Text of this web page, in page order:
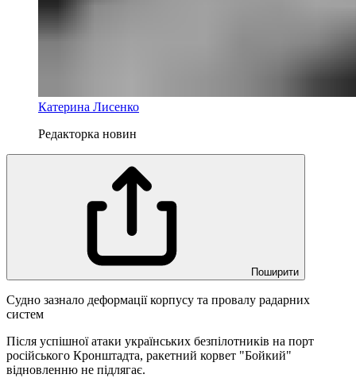
Катерина Лисенко
Редакторка новин
Поширити
Судно зазнало деформації корпусу та провалу радарних
систем
Після успішної атаки українських безпілотників на порт
російського Кронштадта, ракетний корвет "Бойкий"
відновленню не підлягає.